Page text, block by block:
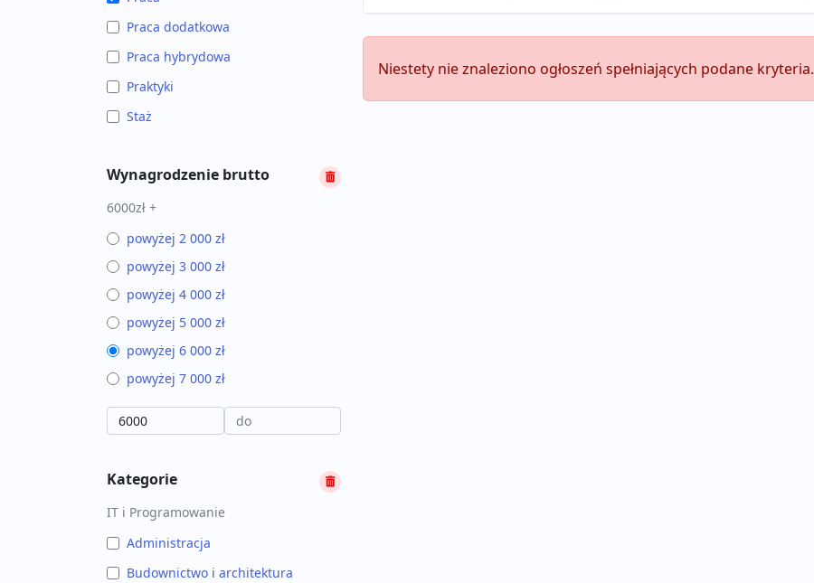
Praca dodatkowa
Praca hybrydowa
Praktyki
Staż
Wynagrodzenie brutto
6000zł +
powyżej 2 000 zł
powyżej 3 000 zł
powyżej 4 000 zł
powyżej 5 000 zł
powyżej 6 000 zł
powyżej 7 000 zł
Kategorie
IT i Programowanie
Administracja
Budownictwo i architektura
Niestety nie znaleziono ogłoszeń spełniających podane kryteria.